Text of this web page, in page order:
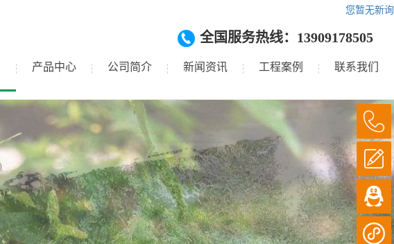
您暂无新
产品中心 公司简介 新闻资讯 工程案例 联系我们
全国服务热线：13909178505